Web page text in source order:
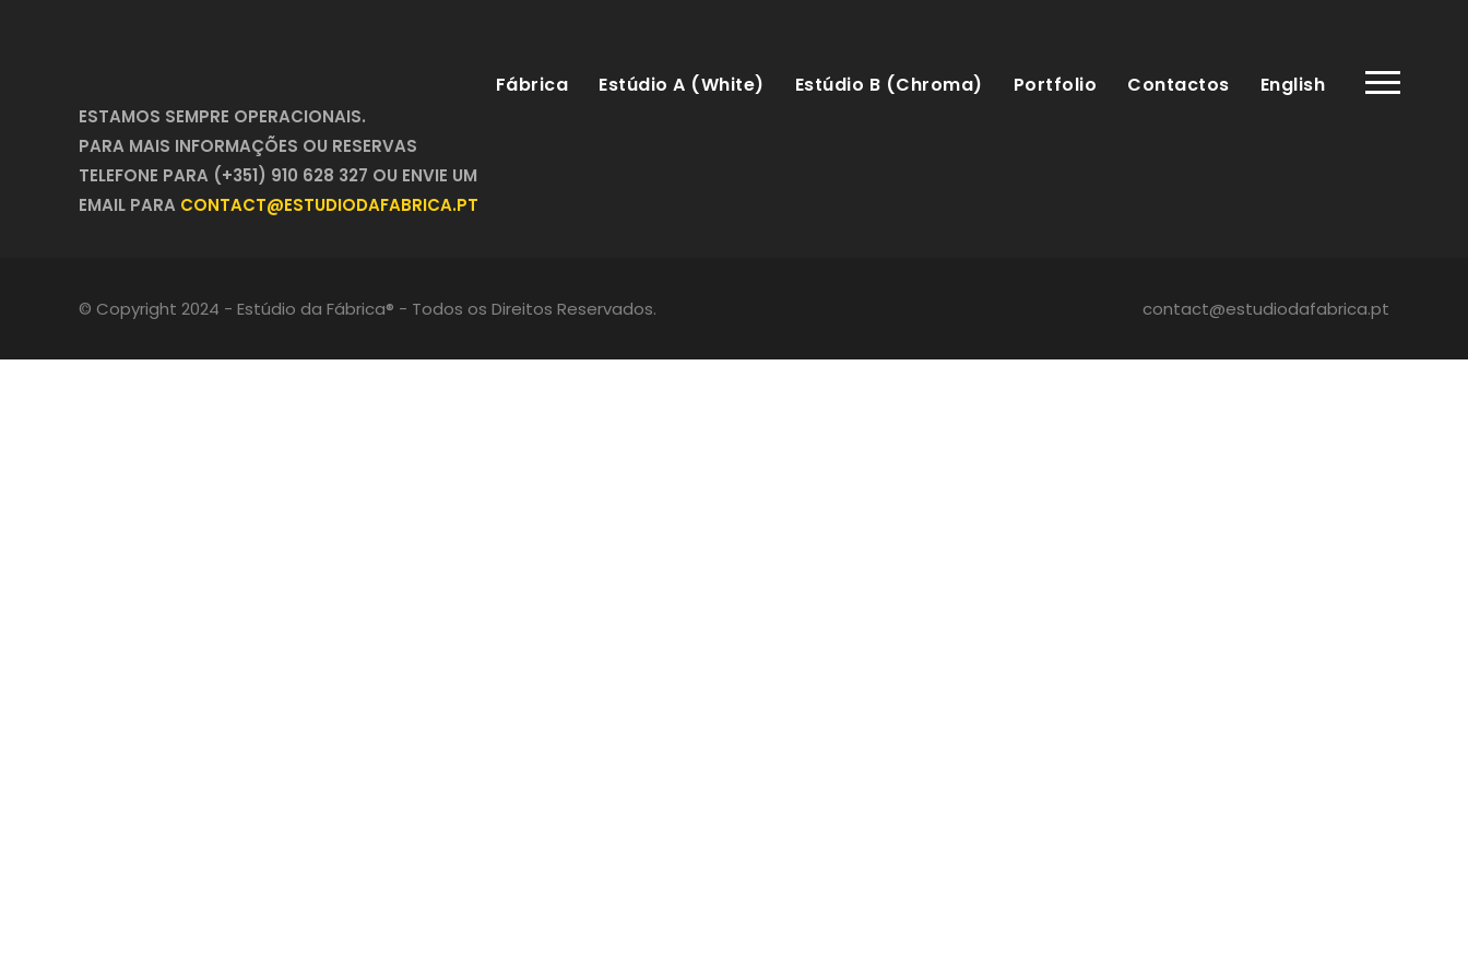
Fábrica Estúdio A (White) Estúdio B (Chroma) Portfolio Contactos English
ESTAMOS SEMPRE OPERACIONAIS.
PARA MAIS INFORMAÇÕES OU RESERVAS
TELEFONE PARA (+351) 910 628 327 OU ENVIE UM
EMAIL PARA CONTACT@ESTUDIODAFABRICA.PT
© Copyright 2024 - Estúdio da Fábrica® - Todos os Direitos Reservados. contact@estudiodafabrica.pt